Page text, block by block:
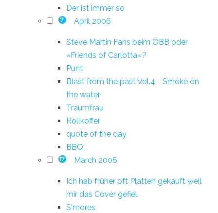
Der ist immer so
7 April 2006
Steve Martin Fans beim ÖBB oder
»Friends of Carlotta«?
Punt
Blast from the past Vol.4 - Smoke on
the water
Traumfrau
Rollkoffer
quote of the day
BBQ
17 March 2006
Ich hab früher oft Platten gekauft weil
mir das Cover gefiel
S'mores